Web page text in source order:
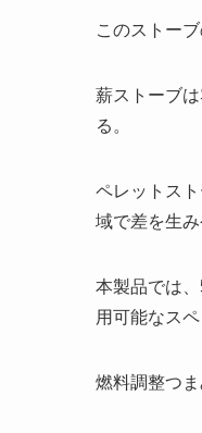
このストー
薪ストーブ
る。
ペレットス
域で差を生み
本製品では
用可能なスペ
燃料調整つ